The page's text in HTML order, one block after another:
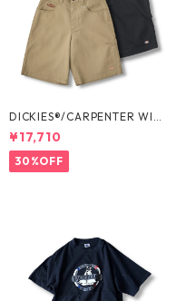
DICKIES®/CARPENTER WIDE
SHORTS -SEDAN ALL-PURPO
SE-
¥17,710
30%OFF